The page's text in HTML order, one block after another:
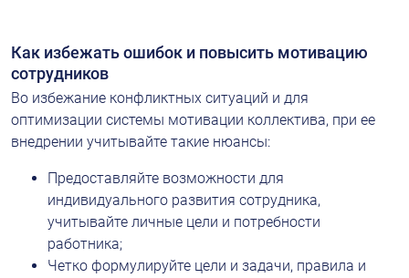
Как избежать ошибок и повысить мотивацию
сотрудников
Во избежание конфликтных ситуаций и для
оптимизации системы мотивации коллектива, при ее
внедрении учитывайте такие нюансы:
Предоставляйте возможности для
индивидуального развития сотрудника,
учитывайте личные цели и потребности
работника;
Четко формулируйте цели и задачи, правила и